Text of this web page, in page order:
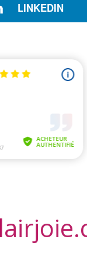
LINKEDIN